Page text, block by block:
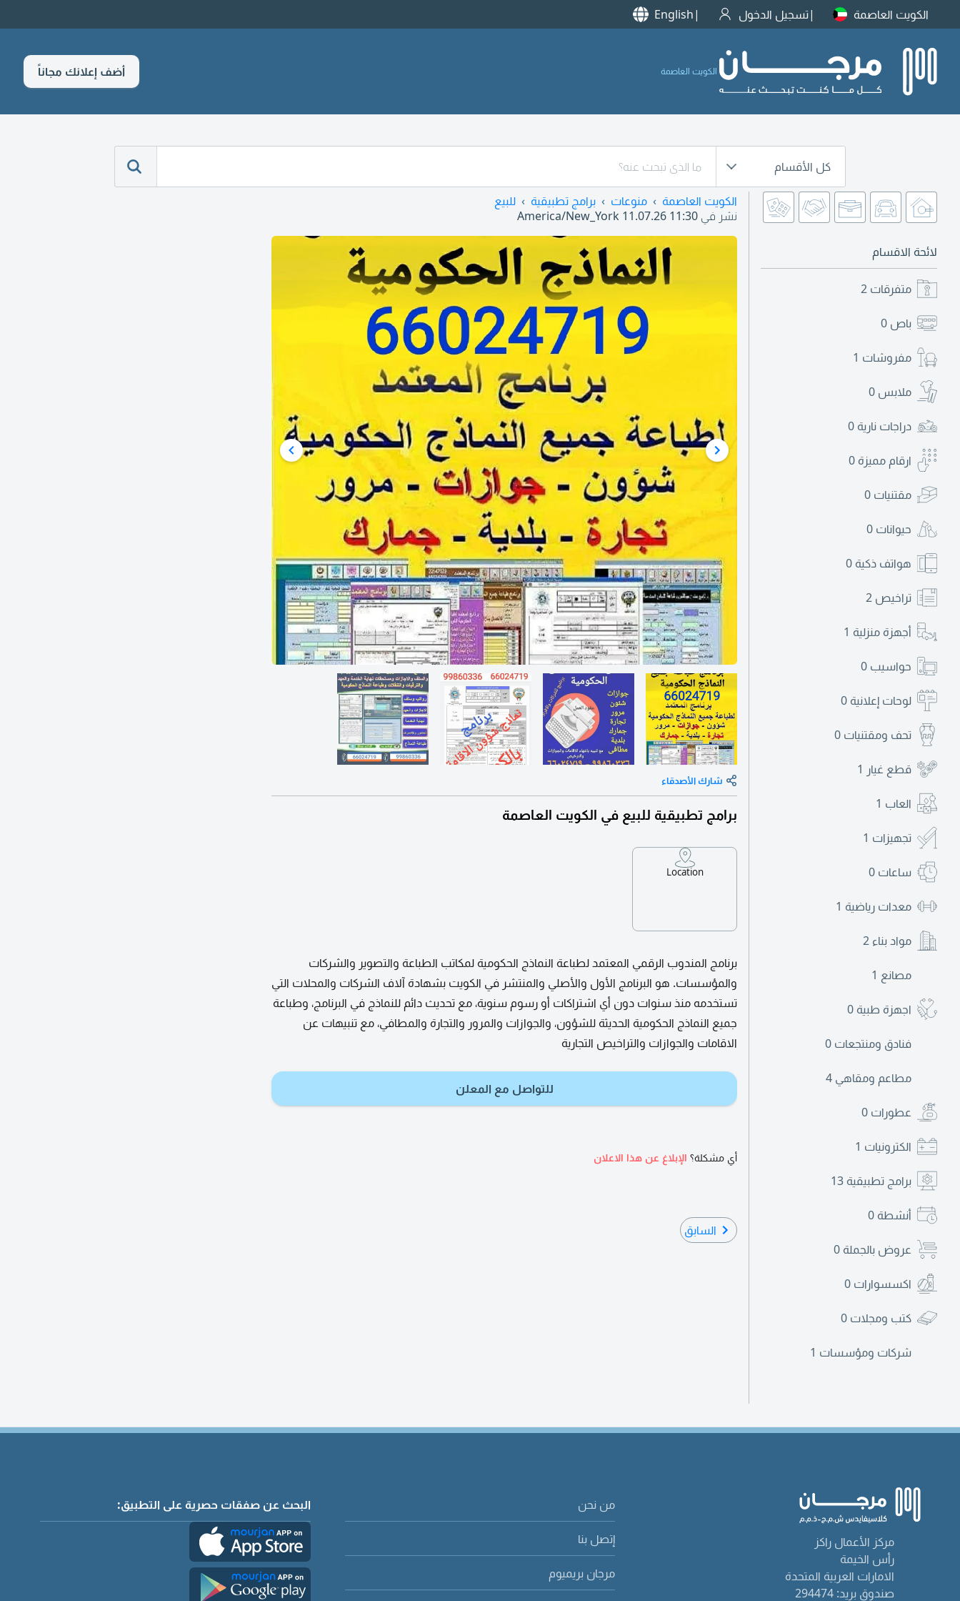
الكويت العاصمة تسجيل الدخول English
الكويت العاصمة أضف إعلانك مجاناً
كل الأقسام
لائحة الاقسام
متفرقات 2
باص 0
مفروشات 1
ملابس 0
دراجات نارية 0
ارقام مميزة 0
مقتنيات 0
حيوانات 0
هواتف ذكية 0
تراخيص 2
أجهزة منزلية 1
حواسيب 0
لوحات إعلانية 0
تحف ومقتنيات 0
قطع غيار 1
العاب 1
تجهيزات 1
ساعات 0
معدات رياضية 1
مواد بناء 2
مصانع 1
اجهزة طبية 0
فنادق ومنتجعات 0
مطاعم ومقاهي 4
عطورات 0
الكترونيات 1
برامج تطبيقية 13
أنشطة 0
عروض بالجملة 0
اكسسوارات 0
كتب ومجلات 0
شركات ومؤسسات 1
الكويت العاصمة منوعات برامج تطبيقية
للبيع
نشر في 11.07.26 11:30
شارك الأصدقاء
برامج تطبيقية للبيع في الكويت العاصمة
Location
برنامج المندوب الرقمي المعتمد لطباعة النماذج الحكومية لمكاتب الطباعة والتصوير والشركات
والمؤسسات. هو البرنامج الأول والأصلي والمنتشر في الكويت بشهادة آلاف الشركات والمحلات التي
تستخدمه منذ سنوات دون أي اشتراكات أو رسوم سنوية، مع تحديث دائم للنماذج في البرنامج، وطباعة
جميع النماذج الحكومية الحديثة للشؤون، والجوازات والمرور والتجارة والمطافي، مع تنبيهات عن
الاقامات والجوازات والتراخيص التجارية
للتواصل مع المعلن
أي مشكلة؟ الإبلاغ عن هذا الاعلان
السابق
مركز الأعمال راكز
رأس الخيمة
الامارات العربية المتحدة
صندوق بريد: 294474
من نحن
إتصل بنا
مرجان بريميوم
البحث عن صفقات حصرية على التطبيق: